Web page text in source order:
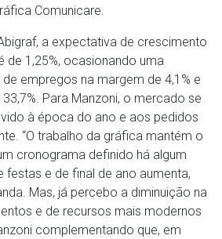
Comunicare.
a expectativa de crescimento
de 1,25%, ocasionando uma
empregos na margem de 4,1% e
Para Manzoni, o mercado se
à época do ano e aos pedidos
“O trabalho da gráfica mantém o
cronograma definido há algum
e de final de ano aumenta,
Mas, já percebo a diminuição na
e de recursos mais modernos
complementando que, em